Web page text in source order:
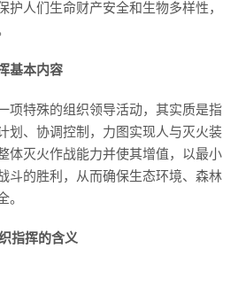
护人们生命财产安全和生物多样性，
基本内容
项特殊的组织领导活动，其实质是指
划、协调控制，力图实现人与灭火装
体灭火作战能力并使其增值，以最小
斗的胜利，从而确保生态环境、森林
。
指挥的含义